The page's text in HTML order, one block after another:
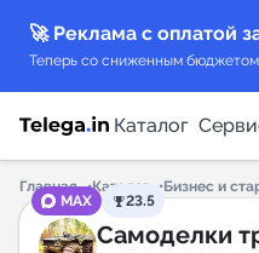
🚀 Реклама с оплатой
Теперь со сниженным бюджетом
Каталог
Каталог каналов
Главная Каталог Бизнес и
MAX
23.5
Самоделки